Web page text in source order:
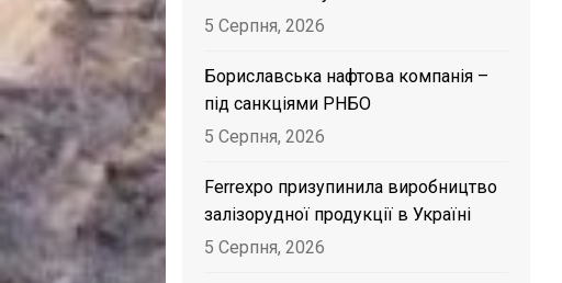
5 Серпня, 2026
Бориславська нафтова компанія –
під санкціями РНБО
5 Серпня, 2026
Ferrexpo призупинила виробництво
залізорудної продукції в Україні
5 Серпня, 2026